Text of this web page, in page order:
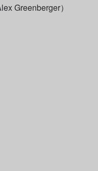
Greenberger）